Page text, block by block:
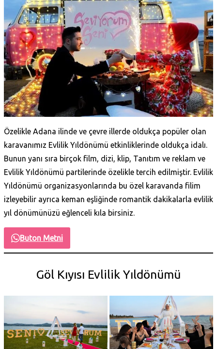
Özelikle Adana ilinde ve çevre illerde oldukça popüler olan
karavanımız Evlilik Yıldönümü etkinliklerinde oldukça idalı.
Bunun yanı sıra birçok film, dizi, klip, Tanıtım ve reklam ve
Evlilik Yıldönümü partilerinde özelikle tercih edilmiştir. Evlilik
Yıldönümü organizasyonlarında bu özel karavanda filim
izleyebilir ayrıca keman eşliğinde romantik dakikalarla evlilik
yıl dönümünüzü eğlenceli kıla birsiniz.
Buton Metni
Göl Kıyısı Evlilik Yıldönümü